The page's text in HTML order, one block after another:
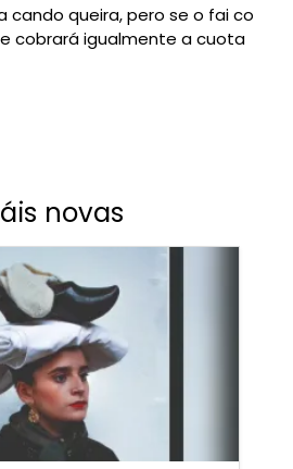
cando queira, pero se o fai co
cobrará igualmente a cuota
novas